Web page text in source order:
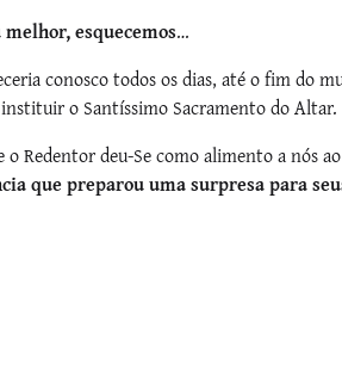
melhor, esquecemos…
conosco todos os dias, até o fim do
o Santíssimo Sacramento do Altar.
o Redentor deu-Se como alimento a nós
que preparou uma surpresa para